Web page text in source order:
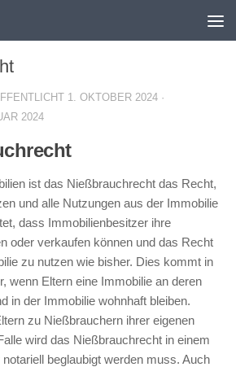
1. OKTOBER 2024 ·
2024
ist das Nießbrauchrecht das Recht,
und alle Nutzungen aus der Immobilie
dass Immobilienbesitzer ihre
oder verkaufen können und das Recht
zu nutzen wie bisher. Dies kommt in
wenn Eltern eine Immobilie an deren
in der Immobilie wohnhaft bleiben.
zu Nießbrauchern ihrer eigenen
wird das Nießbrauchrecht in einem
beglaubigt werden muss. Auch